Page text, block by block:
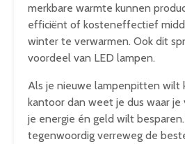
merkbare warmte kunnen
efficiënt of kosteneffectief
winter te verwarmen. Ook dit
voordeel van LED lampen.
Als je nieuwe lampenpitten wilt
kantoor dan weet je dus waar
je energie én geld wilt
tegenwoordig verreweg de